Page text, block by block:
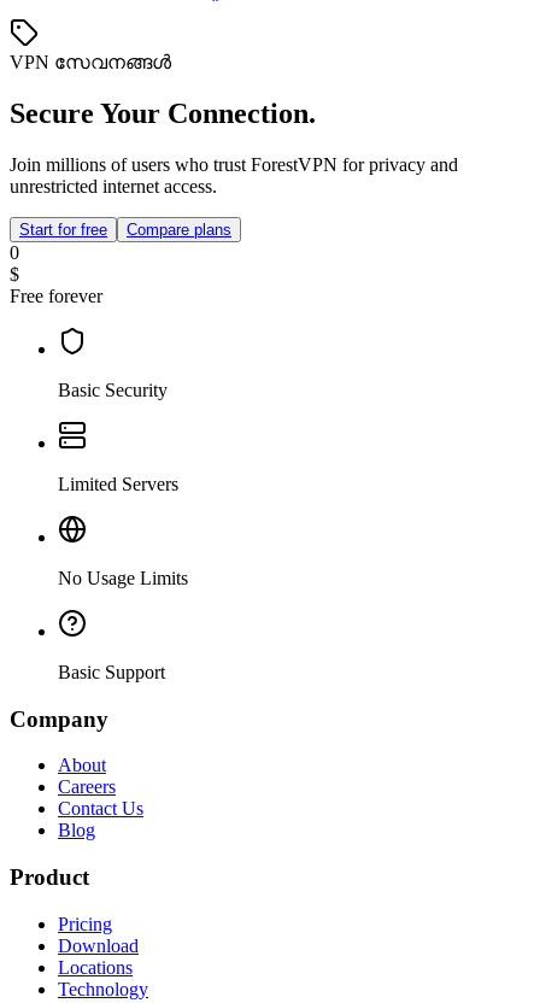
VPN സേവനങ്ങൾ
Secure Your Connection.
Join millions of users who trust ForestVPN for privacy and
unrestricted internet access.
Start for free Compare plans
0
$
Free forever
Basic Security
Limited Servers
No Usage Limits
Basic Support
Company
About
Careers
Contact Us
Blog
Product
Pricing
Download
Locations
Technology